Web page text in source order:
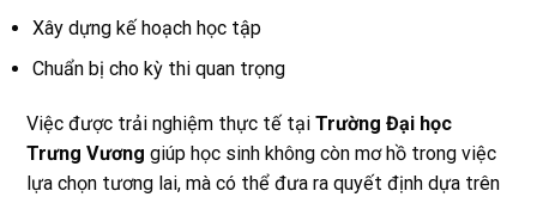
Xây dựng kế hoạch học tập
Chuẩn bị cho kỳ thi quan trọng
Việc được trải nghiệm thực tế tại Trường Đại học
Trưng Vương giúp học sinh không còn mơ hồ trong việc
lựa chọn tương lai, mà có thể đưa ra quyết định dựa trên